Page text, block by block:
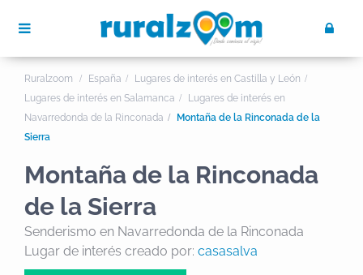
Ruralzoom España
Lugares de interés en Castilla y León
Lugares de interés en Salamanca
Lugares de interés en
Navarredonda de la Rinconada
Montaña de la Rinconada de la
Sierra
Montaña de la Rinconada
de la Sierra
Senderismo en Navarredonda de la Rinconada
Lugar de interés creado por: casasalva